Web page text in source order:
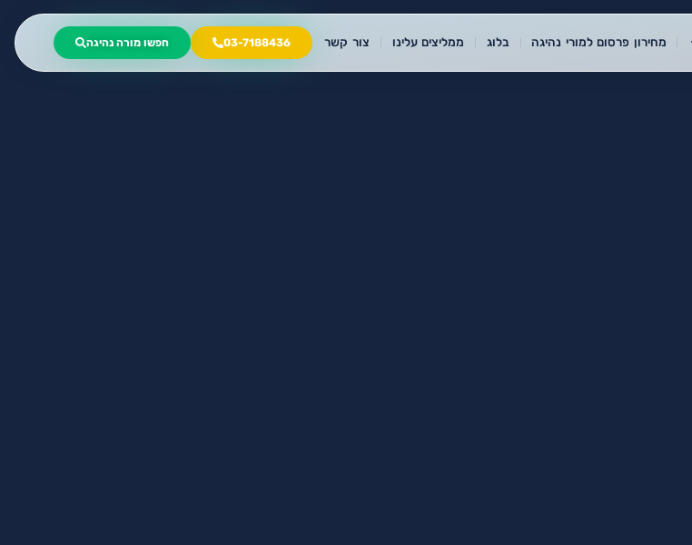
מחירון פרסום למורי נהיגה בלוג ממליצים עלינו צור קשר 03-7188436 חפשו מורה נהיגה